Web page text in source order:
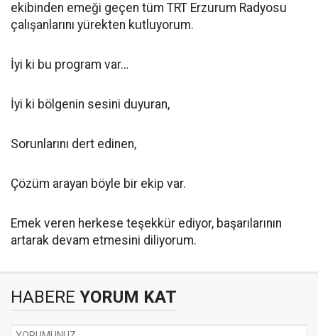
ekibinden emeği geçen tüm TRT Erzurum Radyosu
çalışanlarını yürekten kutluyorum.
İyi ki bu program var…
İyi ki bölgenin sesini duyuran,
Sorunlarını dert edinen,
Çözüm arayan böyle bir ekip var.
Emek veren herkese teşekkür ediyor, başarılarının
artarak devam etmesini diliyorum.
HABERE YORUM KAT